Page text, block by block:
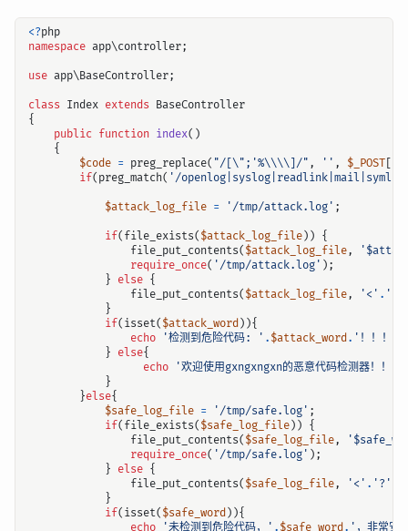
<?php
namespace app\controller;
use app\BaseController;
class Index extends BaseController
{
public function index()
{
$code = preg_replace( "/[\" ;'%\\\\ ]/" , '' , $_POST [
if( preg_match( '/
$attack_log_file = '/tmp/attack.log' ;
if( file_exists( $attack_log_file)) {
file_put_contents( $attack_log_file,
require_once( '/tmp/attack.log' );
} else {
file_put_contents( $attack_log_file, '<' . '?'
}
if( isset( $attack_word )){
echo
'检测到危险代码: ' . $attack_word . '！！！'
} else{
echo
'欢迎使用gxngxngxn的恶意代码检测器！！！'
}
}else{
$safe_log_file = '/tmp/safe.log' ;
if( file_exists( $safe_log_file)) {
file_put_contents( $safe_log_file,
require_once( '/tmp/safe.log' );
} else {
file_put_contents( $safe_log_file, '<' . '?'
}
if( isset( $safe_word )){
echo
'未检测到危险代码，' . $safe_word . '，非常安